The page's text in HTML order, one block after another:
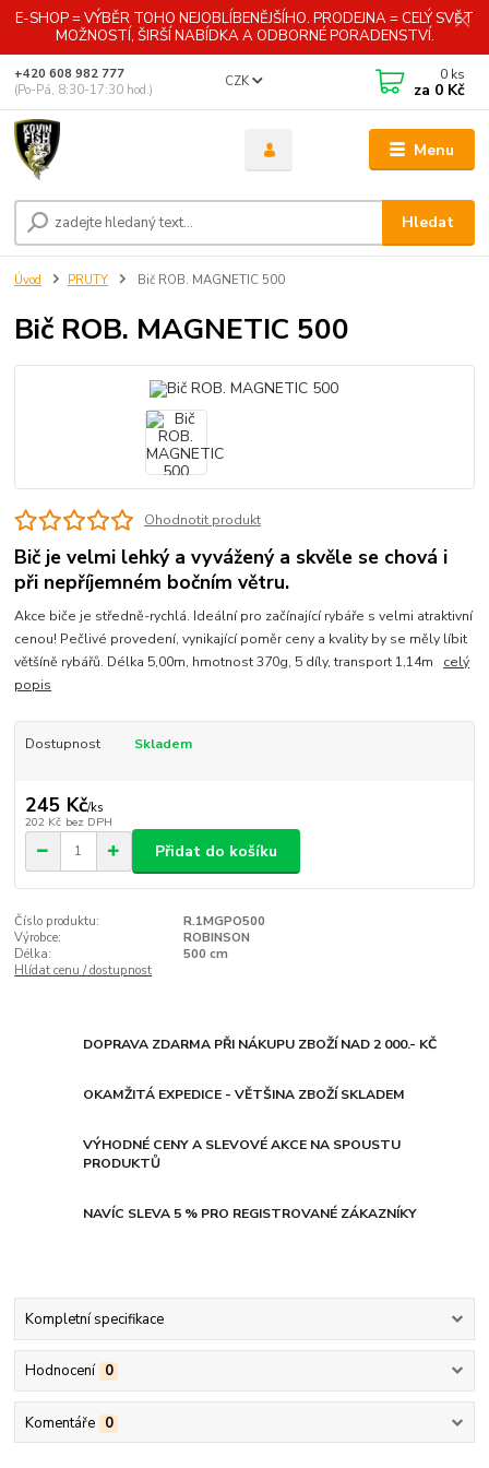
E-SHOP = VÝBĚR TOHO NEJOBLÍBENĚJŠÍHO. PRODEJNA = CELÝ SVĚT
MOŽNOSTÍ, ŠIRŠÍ NABÍDKA A ODBORNÉ PORADENSTVÍ.
Menu
CZK
Hledat
+420 608 982 777
(Po-Pá, 8:30-17:30 hod.)
0 ks
za 0 Kč
Úvod PRUTY Bič ROB. MAGNETIC 500
Bič ROB. MAGNETIC 500
Ohodnotit produkt
Bič je velmi lehký a vyvážený a skvěle se chová i
při nepříjemném bočním větru.
Akce biče je středně-rychlá. Ideální pro začínající rybáře s velmi atraktivní
cenou! Pečlivé provedení, vynikající poměr ceny a kvality by se měly líbit
většíně rybářů. Délka 5,00m, hmotnost 370g, 5 díly, transport 1,14m celý
popis
Dostupnost Skladem
245 Kč/ks
202 Kč bez DPH
Přidat do košíku
Číslo produktu:
R.1MGPO500
Výrobce:
ROBINSON
Délka:
500 cm
Hlídat cenu / dostupnost
DOPRAVA ZDARMA PŘI NÁKUPU ZBOŽÍ NAD 2 000.- KČ
OKAMŽITÁ EXPEDICE - VĚTŠINA ZBOŽÍ SKLADEM
VÝHODNÉ CENY A SLEVOVÉ AKCE NA SPOUSTU
PRODUKTŮ
NAVÍC SLEVA 5 % PRO REGISTROVANÉ ZÁKAZNÍKY
Kompletní specifikace
Hodnocení 0
Komentáře 0